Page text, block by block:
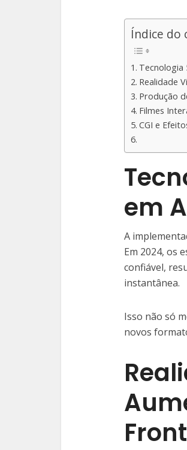
Índice do
Tecnologia
Realidade
Produção
Filmes
CGI e
em
A
Em 2024, os
confiável,
instantânea.
Isso não só
novos